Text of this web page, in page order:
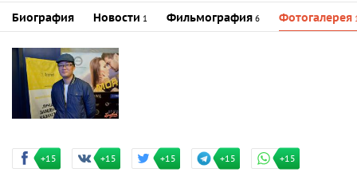
Биография Новости 1 Фильмография 6 Фотогалерея
+15 +15 +15 +15 +15